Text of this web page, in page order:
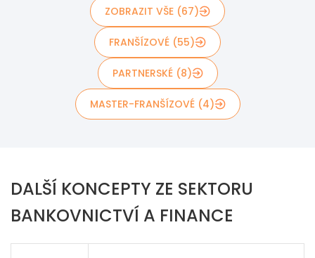
ZOBRAZIT VŠE (67)
FRANŠÍZOVÉ (55)
PARTNERSKÉ (8)
MASTER-FRANŠÍZOVÉ (4)
DALŠÍ KONCEPTY ZE SEKTORU
BANKOVNICTVÍ A FINANCE